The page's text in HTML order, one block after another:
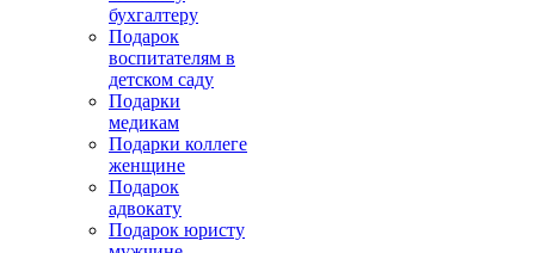
бухгалтеру
Подарок
воспитателям в
детском саду
Подарки
медикам
Подарки коллеге
женщине
Подарок
адвокату
Подарок юристу